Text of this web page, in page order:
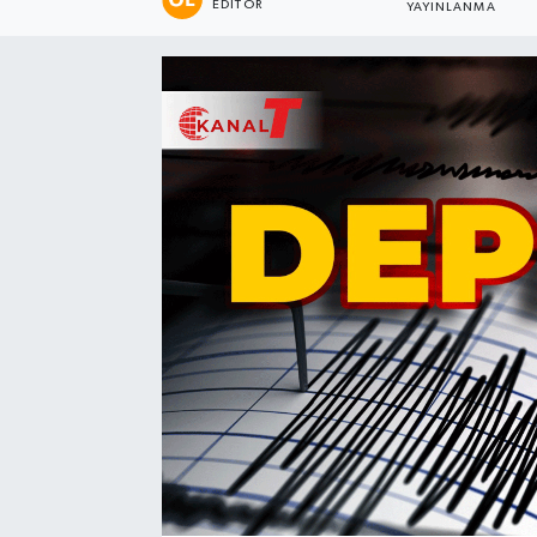
EDITÖR YAYINLANMA